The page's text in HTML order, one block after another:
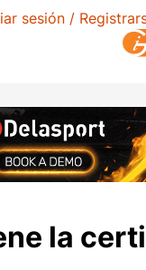
sesión /
la